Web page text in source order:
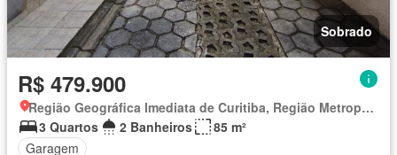
Sobrado
R$ 479.900
Região Geográfica Imediata de Curitiba, Região Metropolitana de Curitiba
3 Quartos
2 Banheiros
85 m²
Garagem